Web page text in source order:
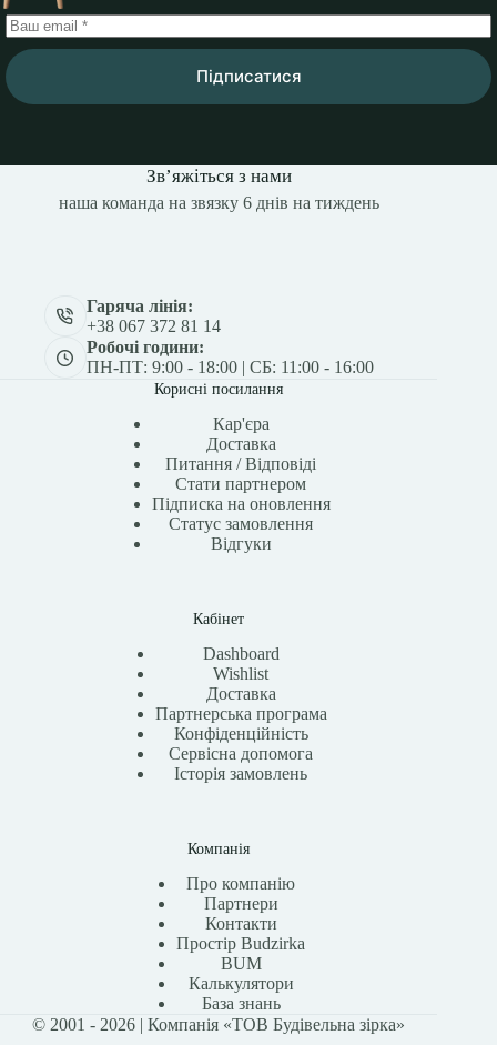
Підписатися
Зв’яжіться з нами
наша команда на звязку 6 днів на тиждень
Гаряча лінія:
+38 067 372 81 14
Робочі години:
ПН-ПТ: 9:00 - 18:00 | СБ: 11:00 - 16:00
Корисні посилання
Кар'єра
Доставка
Питання / Відповіді
Стати партнером
Підписка на оновлення
Статус замовлення
Відгуки
Кабінет
Dashboard
Wishlist
Доставка
Партнерська програма
Конфіденційність
Сервісна допомога
Історія замовлень
Компанія
Про компанію
Партнери
Контакти
Простір Budzirka
BUM
Калькулятори
База знань
© 2001 - 2026 | Компанія «ТОВ Будівельна зірка»